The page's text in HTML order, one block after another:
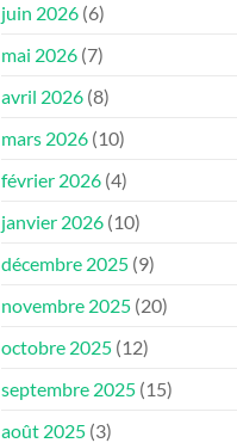
juin 2026 (6)
mai 2026 (7)
avril 2026 (8)
mars 2026 (10)
février 2026 (4)
janvier 2026 (10)
décembre 2025 (9)
novembre 2025 (20)
octobre 2025 (12)
septembre 2025 (15)
août 2025 (3)